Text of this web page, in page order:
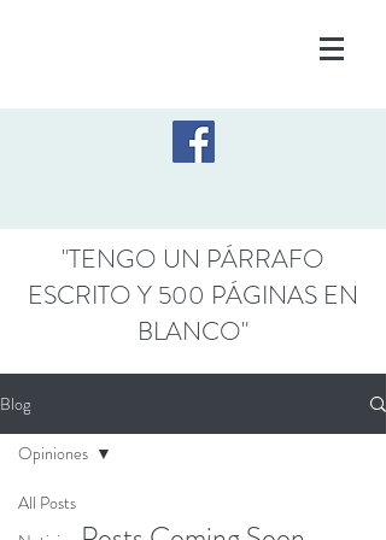
"TENGO UN PÁRRAFO
ESCRITO Y 500 PÁGINAS EN
BLANCO"
Blog
All Posts
Opiniones